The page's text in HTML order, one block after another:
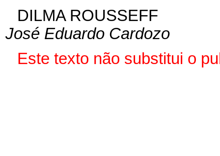
DILMA ROUSSEFF
José Eduardo Cardozo
Este texto não substitui o